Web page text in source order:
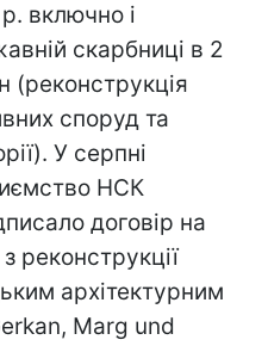
включно і
скарбниці в 2
(реконструкція
споруд та
У серпні
НСК
договір на
реконструкції
архітектурним
Marg und